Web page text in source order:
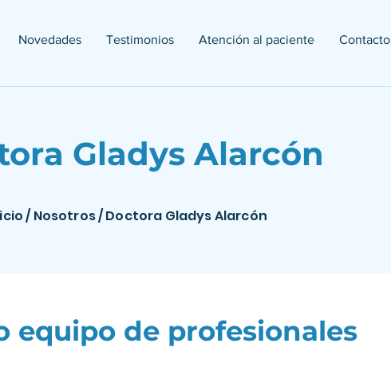
Novedades Testimonios Atención al paciente Contacto
Gladys Alarcón
/ Nosotros/ Doctora Gladys Alarcón
equipo de profesionales